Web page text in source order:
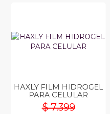
HAXLY FILM HIDROGEL
PARA CELULAR
$ 7.399